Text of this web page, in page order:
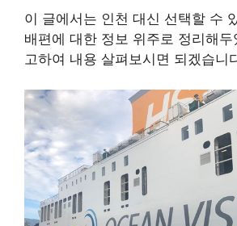
이 글에서는 인천 대신 선택할 수
배편에 대한 정보 위주로 정리해
고하여 내용 살펴보시면 되겠습니